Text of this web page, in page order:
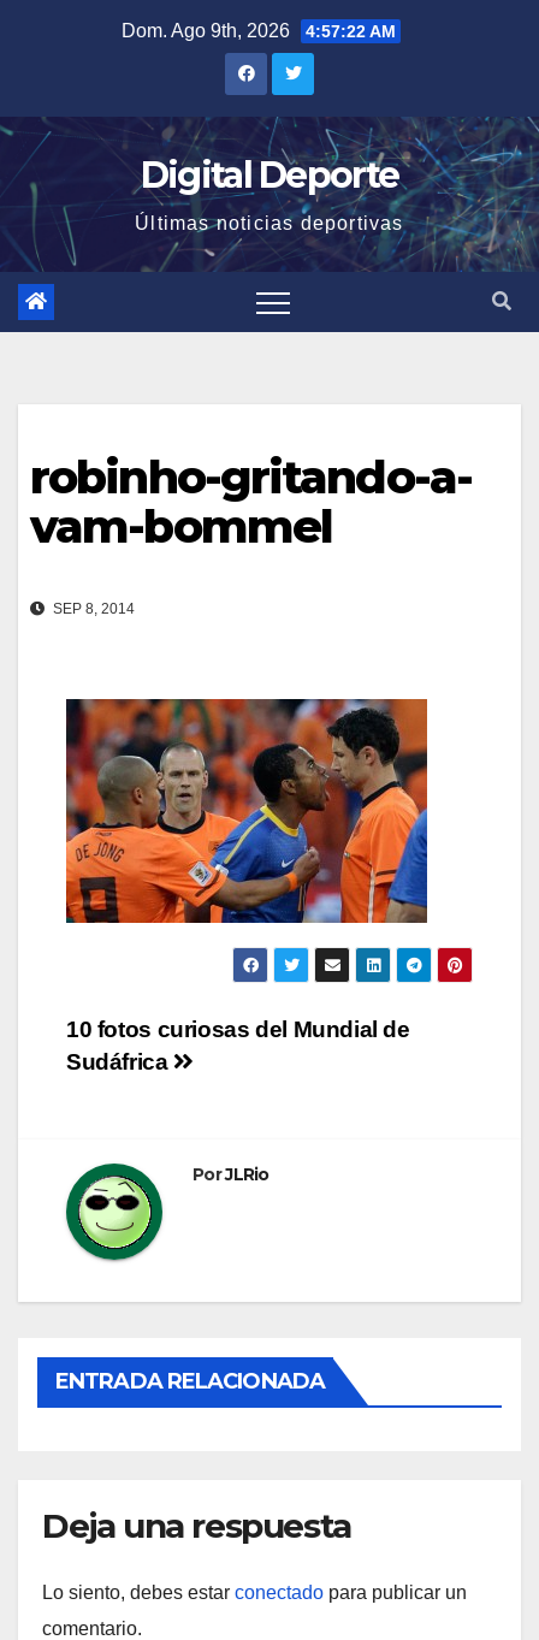
Dom. Ago 9th, 2026 4:57:22 AM
Digital Deporte
Últimas noticias deportivas
robinho-gritando-a-
vam-bommel
SEP 8, 2014
Navegación
10 fotos curiosas del Mundial de
Sudáfrica
PorJLRio
ENTRADA RELACIONADA
Deja una respuesta
Lo siento, debes estar conectado para publicar un
comentario.